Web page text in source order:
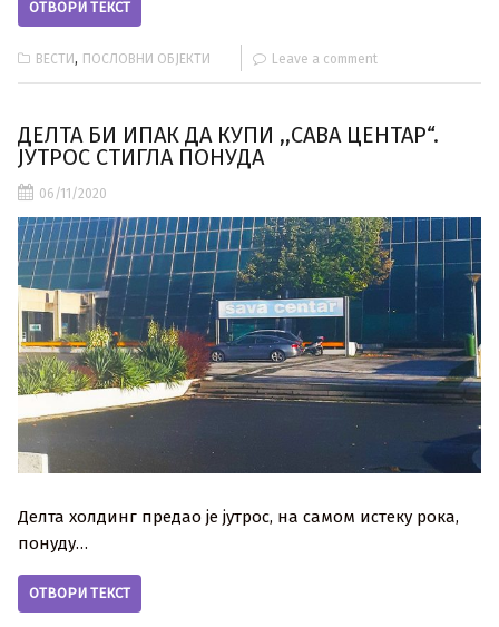
ОТВОРИ ТЕКСТ
ВЕСТИ, ПОСЛОВНИ ОБЈЕКТИ Leave a comment
ДЕЛТА БИ ИПАК ДА КУПИ ,,САВА ЦЕНТАР“.
ЈУТРОС СТИГЛА ПОНУДА
06/11/2020
Делта холдинг предао је јутрос, на самом истеку рока,
понуду…
ОТВОРИ ТЕКСТ